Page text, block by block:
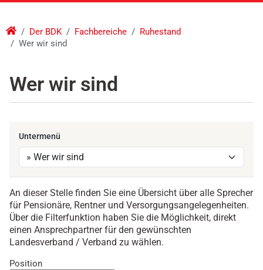
Der BDK Fachbereiche
Ruhestand
Wer wir sind
Wer wir sind
Untermenü
An dieser Stelle finden Sie eine Übersicht über alle Sprecher
für Pensionäre, Rentner und Versorgungsangelegenheiten.
Über die Filterfunktion haben Sie die Möglichkeit, direkt
einen Ansprechpartner für den gewünschten
Landesverband / Verband zu wählen.
Position